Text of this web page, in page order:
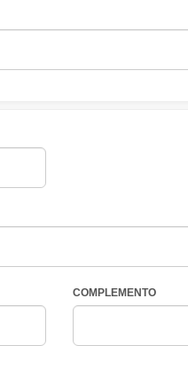
COMPLEMENTO